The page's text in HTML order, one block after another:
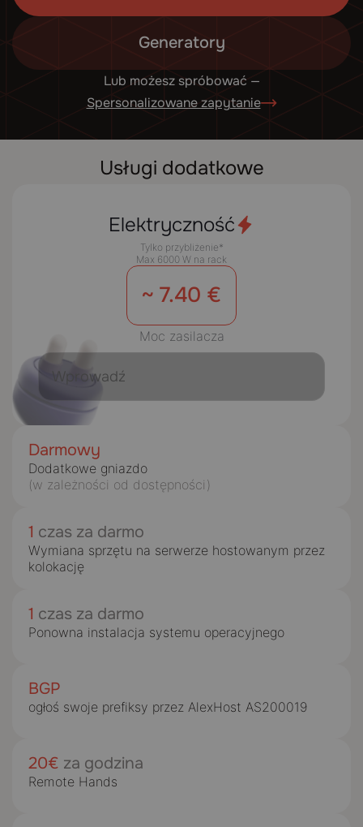
Generatory
Lub możesz spróbować —
Spersonalizowane zapytanie
Usługi dodatkowe
Elektryczność
Tylko przybliżenie*
Max 6000 W na rack
~ 7.40 €
Moc zasilacza
Darmowy
Dodatkowe gniazdo
(w zależności od dostępności)
1 czas za darmo
Wymiana sprzętu na serwerze hostowanym przez
kolokację
1 czas za darmo
Ponowna instalacja systemu operacyjnego
BGP
ogłoś swoje prefiksy przez AlexHost AS200019
20€ za godzina
Remote Hands